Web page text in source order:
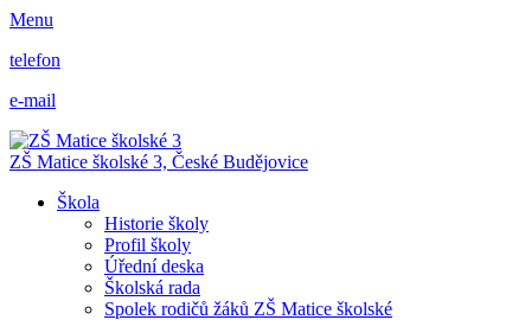
Menu
telefon
e-mail
ZŠ Matice školské 3, České Budějovice
Škola
Historie školy
Profil školy
Úřední deska
Školská rada
Spolek rodičů žáků ZŠ Matice školské